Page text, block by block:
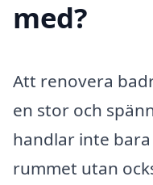
med?
Att renovera
en stor och
handlar inte
rummet utan